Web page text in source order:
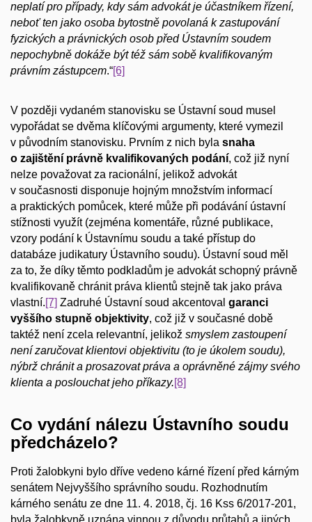
neplatí pro případy, kdy sám advokát je účastníkem řízení,
neboť ten jako osoba bytostně povolaná k zastupování
fyzických a právnických osob před Ústavním soudem
nepochybně dokáže být též sám sobě kvalifikovaným
právním zástupcem.“[6]
V později vydaném stanovisku se Ústavní soud musel
vypořádat se dvěma klíčovými argumenty, které vymezil
v původním stanovisku. Prvním z nich byla snaha
o zajištění právně kvalifikovaných podání, což již nyní
nelze považovat za racionální, jelikož advokát
v současnosti disponuje hojným množstvím informací
a praktických pomůcek, které může při podávání ústavní
stížnosti využít (zejména komentáře, různé publikace,
vzory podání k Ústavnímu soudu a také přístup do
databáze judikatury Ústavního soudu). Ústavní soud měl
za to, že díky těmto podkladům je advokát schopný právně
kvalifikovaně chránit práva klientů stejně tak jako práva
vlastní.[7] Zadruhé Ústavní soud akcentoval garanci
vyššího stupně objektivity, což již v současné době
taktéž není zcela relevantní, jelikož smyslem zastoupení
není zaručovat klientovi objektivitu (to je úkolem soudu),
nýbrž chránit a prosazovat práva a oprávněné zájmy svého
klienta a poslouchat jeho příkazy.[8]
Co vydání nálezu Ústavního soudu
předcházelo?
Proti žalobkyni bylo dříve vedeno kárné řízení před kárným
senátem Nejvyššího správního soudu. Rozhodnutím
kárného senátu ze dne 11. 4. 2018, čj. 16 Kss 6/2017-201,
byla žalobkyně uznána vinnou z důvodu průtahů a jiných